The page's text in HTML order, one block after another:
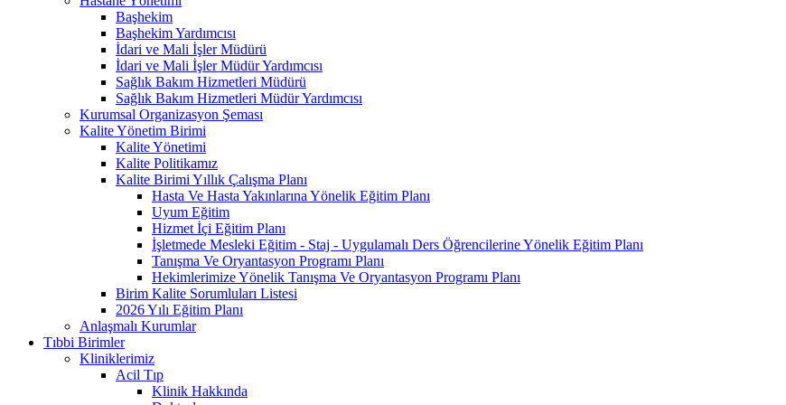
Başhekim
Başhekim Yardımcısı
İdari ve Mali İşler Müdürü
İdari ve Mali İşler Müdür Yardımcısı
Sağlık Bakım Hizmetleri Müdürü
Sağlık Bakım Hizmetleri Müdür Yardımcısı
Kurumsal Organizasyon Şeması
Kalite Yönetim Birimi
Kalite Yönetimi
Kalite Politikamız
Kalite Birimi Yıllık Çalışma Planı
Hasta Ve Hasta Yakınlarına Yönelik Eğitim Planı
Uyum Eğitim
Hizmet İçi Eğitim Planı
İşletmede Mesleki Eğitim - Staj - Uygulamalı Ders Öğrencilerine Yönelik Eğitim Planı
Tanışma Ve Oryantasyon Programı Planı
Hekimlerimize Yönelik Tanışma Ve Oryantasyon Programı Planı
Birim Kalite Sorumluları Listesi
2026 Yılı Eğitim Planı
Anlaşmalı Kurumlar
Tıbbi Birimler
Kliniklerimiz
Acil Tıp
Klinik Hakkında